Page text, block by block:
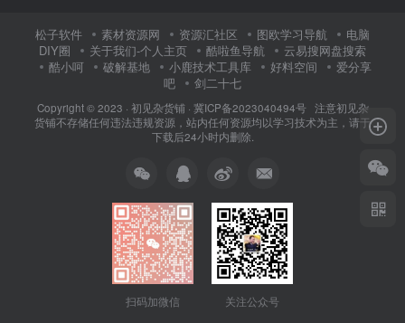
松子软件 素材资源网 资源汇社区 图欧学习导航
电脑
DIY圈
关于我们-个人主页 酷啦鱼导航
云易搜网盘搜索
酷小呵
破解基地 小鹿技术工具库 好料空间
爱分享
吧
剑二十七
Copyright © 2023 · 初见杂货铺· 冀ICP备2023040494号 注意初见杂
货铺不存储任何违法违规资源，站内任何资源均以学习技术为主，请于
下载后24小时内删除.
扫码加微信 关注公众号